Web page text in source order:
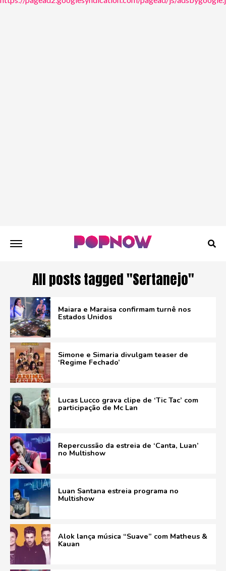
All posts tagged "Sertanejo"
Maiara e Maraisa confirmam turnê nos
Estados Unidos
Simone e Simaria divulgam teaser de
‘Regime Fechado’
Lucas Lucco grava clipe de ‘Tic Tac’ com
participação de Mc Lan
Repercussão da estreia de ‘Canta, Luan’
no Multishow
Luan Santana estreia programa no
Multishow
Alok lança música “Suave” com Matheus &
Kauan